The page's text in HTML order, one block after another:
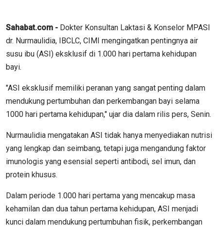
Sahabat.com - Dokter Konsultan Laktasi & Konselor MPASI
dr. Nurmaulidia, IBCLC, CIMI mengingatkan pentingnya air
susu ibu (ASI) eksklusif di 1.000 hari pertama kehidupan
bayi.
"ASI eksklusif memiliki peranan yang sangat penting dalam
mendukung pertumbuhan dan perkembangan bayi selama
1000 hari pertama kehidupan," ujar dia dalam rilis pers, Senin.
Nurmaulidia mengatakan ASI tidak hanya menyediakan nutrisi
yang lengkap dan seimbang, tetapi juga mengandung faktor
imunologis yang esensial seperti antibodi, sel imun, dan
protein khusus.
Dalam periode 1.000 hari pertama yang mencakup masa
kehamilan dan dua tahun pertama kehidupan, ASI menjadi
kunci dalam mendukung pertumbuhan fisik, perkembangan